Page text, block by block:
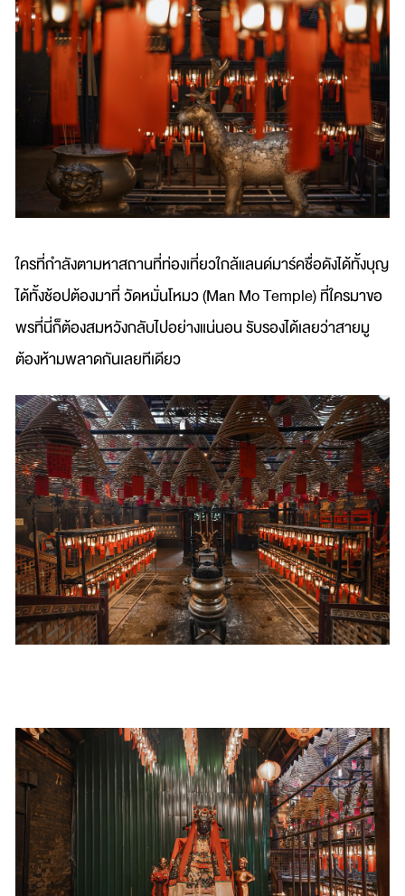
ใครที่กำลังตามหาสถานที่ท่องเที่ยวใกล้แลนด์มาร์คชื่อดังได้ทั้งบุญ
ได้ทั้งช้อปต้องมาที่ วัดหมั่นโหมว (Man Mo Temple) ที่ใครมาขอ
พรที่นี่ก็ต้องสมหวังกลับไปอย่างแน่นอน รับรองได้เลยว่าสายมู
ต้องห้ามพลาดกันเลยทีเดียว